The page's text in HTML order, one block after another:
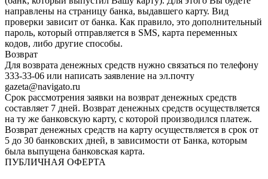
направлены на страницу банка, выдавшего карту. Вид
проверки зависит от банка. Как правило, это дополнительный
пароль, который отправляется в SMS, карта переменных
кодов, либо другие способы.
Возврат
Для возврата денежных средств нужно связаться по телефону
333-33-06 или написать заявление на эл.почту
gazeta@navigato.ru
Срок рассмотрения заявки на возврат денежных средств
составляет 7 дней. Возврат денежных средств осуществляется
на ту же банковскую карту, с которой производился платеж.
Возврат денежных средств на карту осуществляется в срок от
5 до 30 банковских дней, в зависимости от Банка, которым
была выпущена банковская карта.
ПУБЛИЧНАЯ ОФЕРТА